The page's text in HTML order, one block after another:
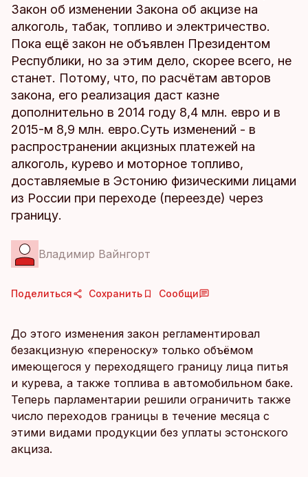
Закон об изменении Закона об акцизе на
алкоголь, табак, топливо и электричество.
Пока ещё закон не объявлен Президентом
Республики, но за этим дело, скорее всего, не
станет. Потому, что, по расчётам авторов
закона, его реализация даст казне
дополнительно в 2014 году 8,4 млн. евро и в
2015-м 8,9 млн. евро.Суть изменений - в
распространении акцизных платежей на
алкоголь, курево и моторное топливо,
доставляемые в Эстонию физическими лицами
из России при переходе (переезде) через
границу.
Владимир Вайнгорт
Поделиться Сохранить Сообщи
До этого изменения закон регламентировал
безакцизную «переноску» только объёмом
имеющегося у переходящего границу лица питья
и курева, а также топлива в автомобильном баке.
Теперь парламентарии решили ограничить также
число переходов границы в течение месяца с
этими видами продукции без уплаты эстонского
акциза.